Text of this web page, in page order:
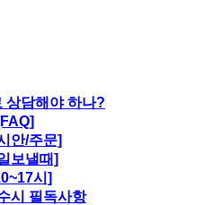
상담해야 하나?
안/주문]
보낼때]
시]
시 필독사항